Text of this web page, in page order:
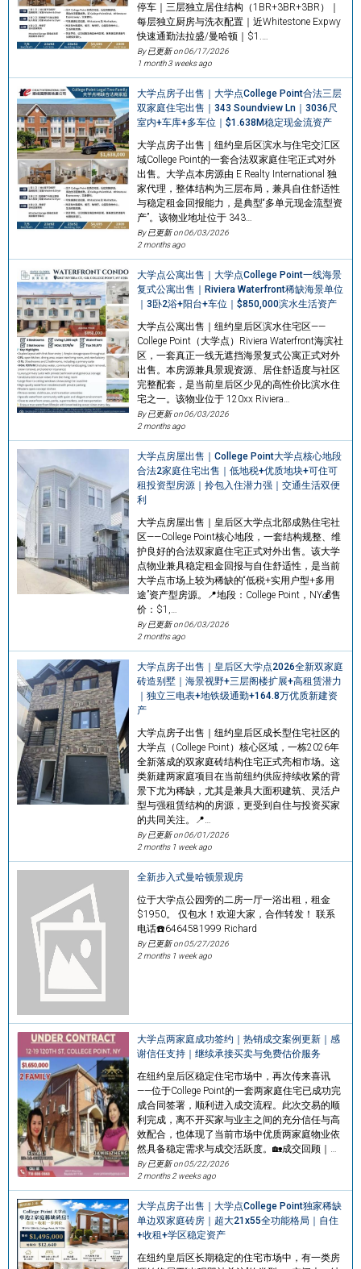
停车｜三层独立居住结构（1BR+3BR+3BR）｜
每层独立厨房与洗衣配置｜近Whitestone Expwy
快速通勤法拉盛/曼哈顿｜$1.…
By 已更新 on06/17/2026
1 month 3 weeks ago
大学点房子出售｜大学点College Point合法三层
双家庭住宅出售｜343 Soundview Ln｜3036尺
室内+车库+多车位｜$1.638M稳定现金流资产
大学点房子出售｜纽约皇后区滨水与住宅交汇区
域College Point的一套合法双家庭住宅正式对外
出售。大学点本房源由 E Realty International 独
家代理，整体结构为三层布局，兼具自住舒适性
与稳定租金回报能力，是典型“多单元现金流型资
产”。该物业地址位于 343…
By 已更新 on06/03/2026
2 months ago
大学点公寓出售｜大学点College Point一线海景
复式公寓出售｜Riviera Waterfront稀缺海景单位
｜3卧2浴+阳台+车位｜$850,000滨水生活资产
大学点公寓出售｜纽约皇后区滨水住宅区——
College Point（大学点）Riviera Waterfront海滨社
区，一套真正一线无遮挡海景复式公寓正式对外
出售。本房源兼具景观资源、居住舒适度与社区
完整配套，是当前皇后区少见的高性价比滨水住
宅之一。该物业位于 120xx Riviera…
By 已更新 on06/03/2026
2 months ago
大学点房屋出售｜College Point大学点核心地段
合法2家庭住宅出售｜低地税+优质地块+可住可
租投资型房源｜拎包入住潜力强｜交通生活双便
利
大学点房屋出售｜皇后区大学点北部成熟住宅社
区——College Point核心地段，一套结构规整、维
护良好的合法双家庭住宅正式对外出售。该大学
点物业兼具稳定租金回报与自住舒适性，是当前
大学点市场上较为稀缺的“低税+实用户型+多用
途”资产型房源。📍地段：College Point，NY💰售
价：$1,…
By 已更新 on06/03/2026
2 months ago
大学点房子出售｜皇后区大学点2026全新双家庭
砖造别墅｜海景视野+三层阁楼扩展+高租赁潜力
｜独立三电表+地铁级通勤+164.8万优质新建资
产
大学点房子出售｜纽约皇后区成长型住宅社区的
大学点（College Point）核心区域，一栋2026年
全新落成的双家庭砖结构住宅正式亮相市场。这
类新建两家庭项目在当前纽约供应持续收紧的背
景下尤为稀缺，尤其是兼具大面积建筑、灵活户
型与强租赁结构的房源，更受到自住与投资买家
的共同关注。📍…
By 已更新 on06/01/2026
2 months 1 week ago
全新步入式曼哈顿景观房
位于大学点公园旁的二房一厅一浴出租，租金
$1950。 仅包水！欢迎大家，合作转发！ 联系
电话☎️6464581999 Richard
By 已更新 on05/27/2026
2 months 1 week ago
大学点两家庭成功签约｜热销成交案例更新｜感
谢信任支持｜继续承接买卖与免费估价服务
在纽约皇后区稳定住宅市场中，再次传来喜讯
——位于College Point的一套两家庭住宅已成功完
成合同签署，顺利进入成交流程。此次交易的顺
利完成，离不开买家与业主之间的充分信任与高
效配合，也体现了当前市场中优质两家庭物业依
然具备稳定需求与成交活跃度。🏡成交回顾｜…
By 已更新 on05/22/2026
2 months 2 weeks ago
大学点房子出售｜大学点College Point独家稀缺
单边双家庭砖房｜超大21x55全功能格局｜自住
+收租+学区稳定资产
在纽约皇后区长期稳定的住宅市场中，有一类房